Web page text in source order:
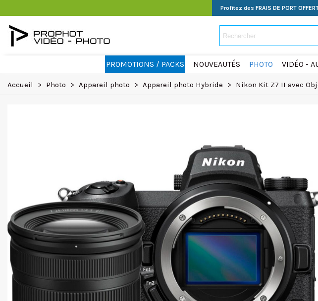
Profitez des FRAIS DE PORT
PROMOTIONS / PACKS NOUVEAUTÉS PHOTO VIDÉO -
Accueil > Photo > Appareil photo > Appareil photo Hybride > Nikon Kit Z7 II avec